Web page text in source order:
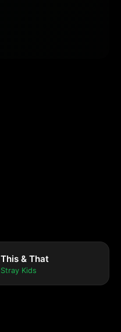
This & That
Stray Kids